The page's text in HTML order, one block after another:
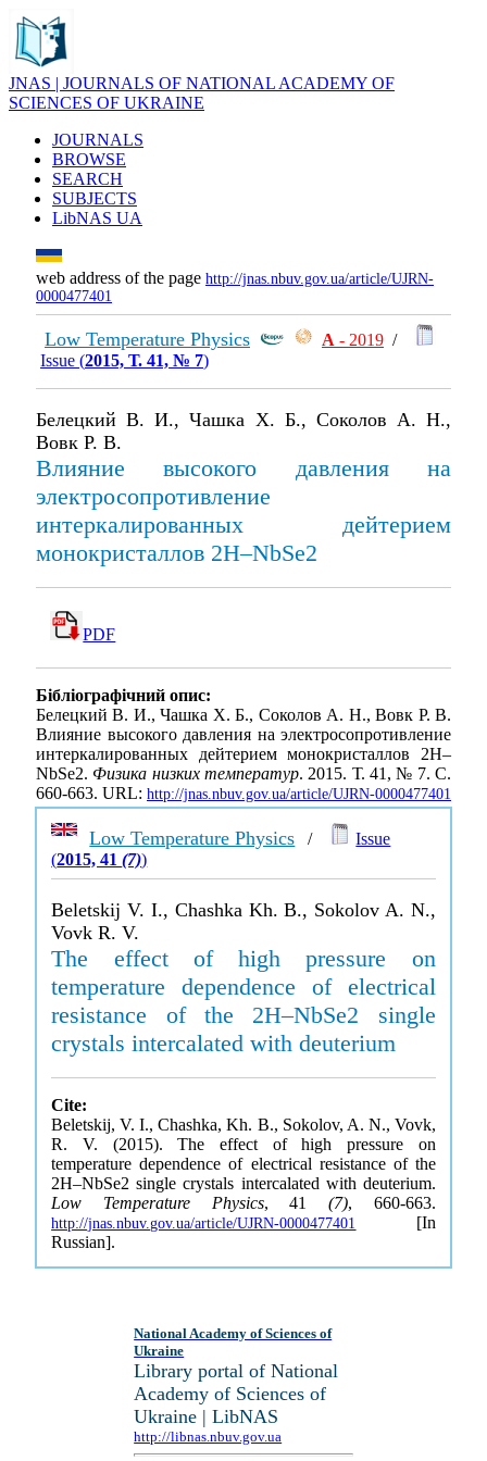
JNAS | JOURNALS OF NATIONAL ACADEMY OF
SCIENCES OF UKRAINE
JOURNALS
BROWSE
SEARCH
SUBJECTS
LibNAS UA
web address of the page http://jnas.nbuv.gov.ua/article/UJRN-
0000477401
Low Temperature Physics А - 2019 /
Issue (2015, Т. 41, № 7)
Белецкий В. И., Чашка Х. Б., Соколов А. Н.,
Вовк Р. В.
Влияние высокого давления на
электросопротивление
интеркалированных дейтерием
монокристаллов 2H–NbSe2
PDF
Бібліографічний опис:
Белецкий В. И., Чашка Х. Б., Соколов А. Н., Вовк Р. В.
Влияние высокого давления на электросопротивление
интеркалированных дейтерием монокристаллов 2H–
NbSe2. Физика низких температур. 2015. Т. 41, № 7. С.
660-663. URL: http://jnas.nbuv.gov.ua/article/UJRN-0000477401
Low Temperature Physics /
Issue
(2015, 41(7))
Beletskij V. I., Chashka Kh. B., Sokolov A. N.,
Vovk R. V.
The effect of high pressure on
temperature dependence of electrical
resistance of the 2H–NbSe2 single
crystals intercalated with deuterium
Cite:
Beletskij, V. I., Chashka, Kh. B., Sokolov, A. N., Vovk,
R. V. (2015). The effect of high pressure on
temperature dependence of electrical resistance of the
2H–NbSe2 single crystals intercalated with deuterium.
Low Temperature Physics, 41(7), 660-663.
http://jnas.nbuv.gov.ua/article/UJRN-0000477401
[In
Russian].
National Academy of Sciences of
Ukraine
Library portal of National
Academy of Sciences of
Ukraine | LibNAS
http://libnas.nbuv.gov.ua